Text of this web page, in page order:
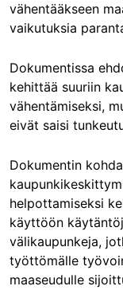
vähentääkseen
vaikutuksia
Dokumentissa
kehittää suuriin
vähentämiseksi,
eivät saisi
Dokumentin
helpottamiseksi
käyttöön
välikaupunkeja,
työttömälle
maaseudulle